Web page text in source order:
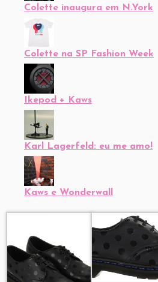
Colette inaugura em N.York
Colette na SP Fashion Week
Ikepod + Kaws
Karl Lagerfeld: eu me amo!
Kaws e Wonderwall